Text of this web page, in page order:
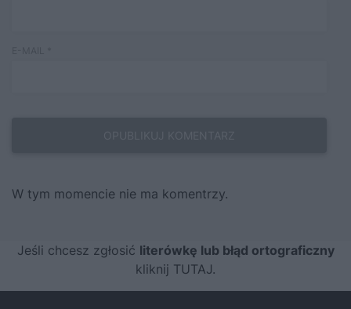
W tym momencie nie ma komentrzy.
Jeśli chcesz zgłosić literówkę lub błąd ortograficzny
kliknij TUTAJ.